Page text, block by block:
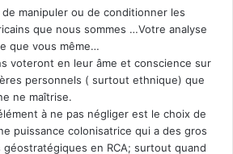
:
manipuler ou de conditionner les
que nous sommes …Votre analyse
que vous même…
voteront en leur âme et conscience sur
personnels ( surtout ethnique) que
ne maîtrise.
élément à ne pas négliger est le choix de
puissance colonisatrice qui a des gros
géostratégiques en RCA; surtout quand